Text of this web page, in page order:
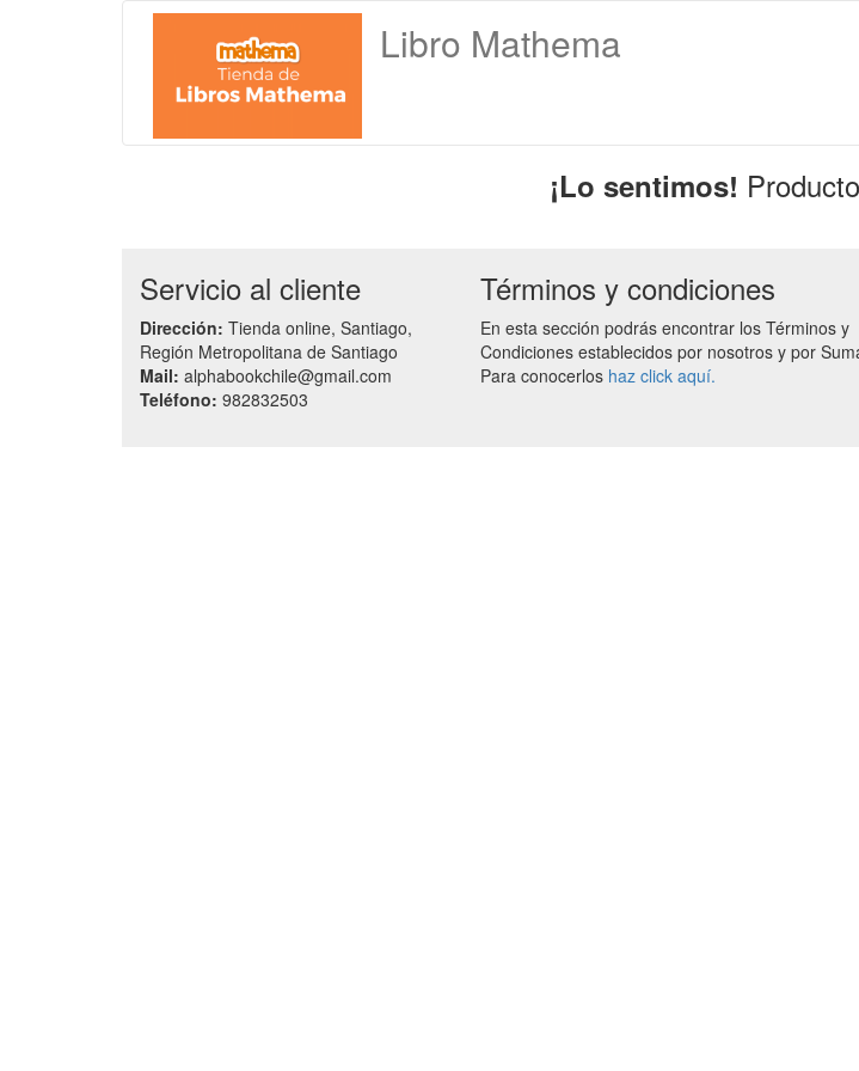
Libro Mathema
¡Lo sentimos!
Servicio al cliente
Dirección: Tienda online, Santiago,
Región Metropolitana de Santiago
Mail: alphabookchile@gmail.com
Teléfono: 982832503
Términos y condiciones
En esta sección podrás encontrar los Términos y
Condiciones establecidos por nosotros y por
Para conocerlos haz click aquí.